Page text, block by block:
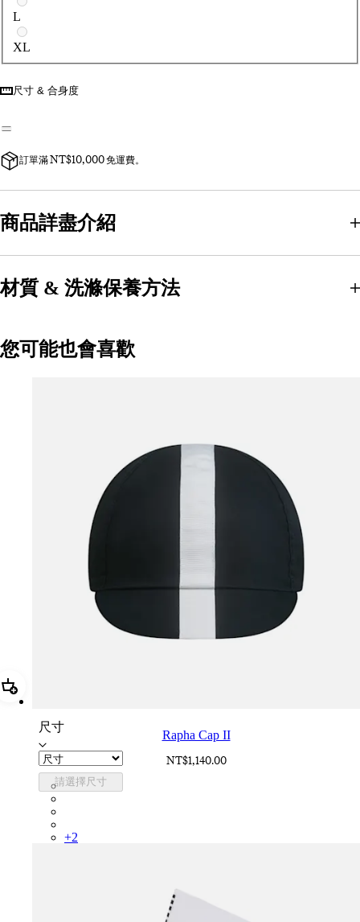
L
XL
尺寸 & 合身度
訂單滿 NT$10,000 免運費。
商品詳盡介紹
材質 & 洗滌保養方法
您可能也會喜歡
加進購物籃 Rapha Cap II
尺寸
請選擇尺寸
Rapha Cap II
NT$1,140.00
RCP10XXBLW
+2